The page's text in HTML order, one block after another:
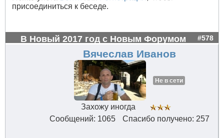
присоединиться к беседе.
В Новый 2017 год с Новым Форумом #578
Вячеслав Иванов
Не в сети
Захожу иногда
Сообщений: 1065
Спасибо получено: 257